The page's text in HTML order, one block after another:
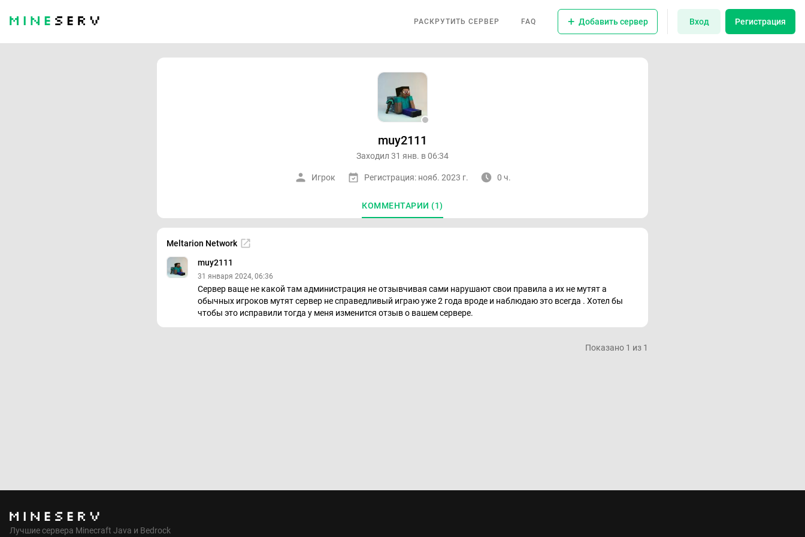
РАСКРУТИТЬ СЕРВЕР FAQ Добавить сервер Вход Регистрация
muy2111
Заходил 31 янв. в 06:34
Игрок Регистрация: нояб. 2023 г. 0 ч.
КОММЕНТАРИИ (1)
Meltarion Network
muy2111
31 января 2024, 06:36
Сервер ваще не какой там администрация не отзывчивая сами нарушают свои правила а их не мутят а
обычных игроков мутят сервер не справедливый играю уже 2 года вроде и наблюдаю это всегда . Хотел бы
чтобы это исправили тогда у меня изменится отзыв о вашем сервере.
Показано 1 из 1
Лучшие сервера Minecraft Java и Bedrock